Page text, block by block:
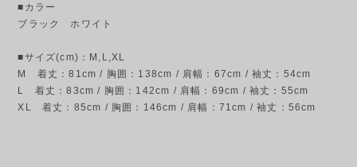
■カラー
ブラック ホワイト
■サイズ(cm)：M,L,XL
M 着丈：81cm / 胸囲：138cm / 肩幅：67cm / 袖丈：54cm
L 着丈：83cm / 胸囲：142cm / 肩幅：69cm / 袖丈：55cm
XL 着丈：85cm / 胸囲：146cm / 肩幅：71cm / 袖丈：56cm